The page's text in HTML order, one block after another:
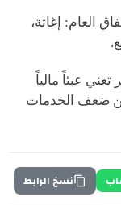
العام: إغاثة،
عبئاً مالياً
من ضعف الخدمات
نسخ الرابط